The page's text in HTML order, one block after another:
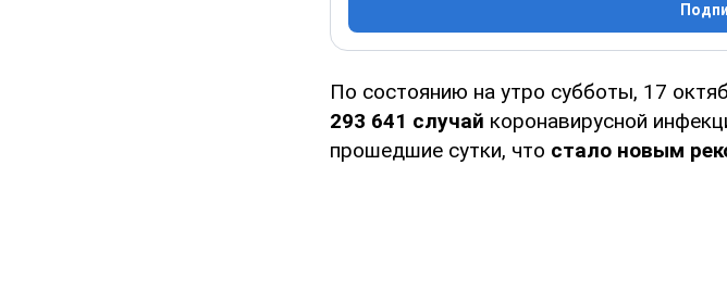
По состоянию на утро субботы, 17
293 641 случай коронавирусной
прошедшие сутки, что стало новым